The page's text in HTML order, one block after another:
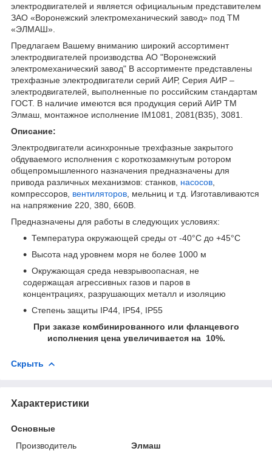
электродвигателей и является официальным представителем
ЗАО «Воронежский электромеханический завод» под ТМ
«ЭЛМАШ».
Предлагаем Вашему вниманию широкий ассортимент
электродвигателей производства АО "Воронежский
электромеханический завод" В ассортименте представлены
трехфазные электродвигатели серий АИР, Серия АИР –
электродвигателей, выполненные по российским стандартам
ГОСТ. В наличие имеются вся продукция серий АИР ТМ
Элмаш, монтажное исполнение IM1081, 2081(B35), 3081.
Описание:
Электродвигатели асинхронные трехфазные закрытого
обдуваемого исполнения с короткозамкнутым ротором
общепромышленного назначения предназначены для
привода различных механизмов: станков, насосов
компрессоров, вентиляторов , мельниц и т.д. Изготавливаются
на напряжение 220, 380, 660В.
Предназначены для работы в следующих условиях:
Температура окружающей среды от -40°C до +45°С
Высота над уровнем моря не более 1000 м
Окружающая среда невзрывоопасная, не
содержащая агрессивных газов и паров в
концентрациях, разрушающих металл и изоляцию
Степень защиты IP44, IP54, IP55
При заказе комбинированного или фланцевого
исполнения цена увеличивается на 10%.
Скрыть
Характеристики
Основные
Производитель
Элмаш